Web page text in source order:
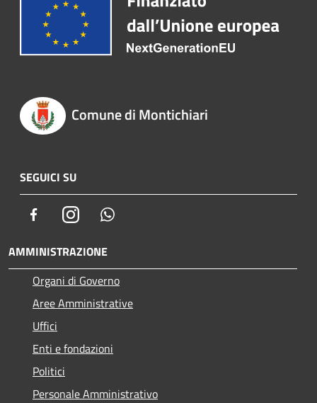
Comune di Montichiari
SEGUICI SU
FacebookInstagram
AMMINISTRAZIONE
Organi di Governo
Aree Amministrative
Uffici
Enti e fondazioni
Politici
Personale Amministrativo